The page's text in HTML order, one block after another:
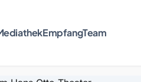
EmpfangTeam